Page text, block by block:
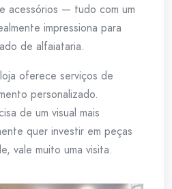
acessórios — tudo com um
impressiona para
de alfaiataria.
oferece serviços de
personalizado.
de um visual mais
quer investir em peças
vale muito uma visita.